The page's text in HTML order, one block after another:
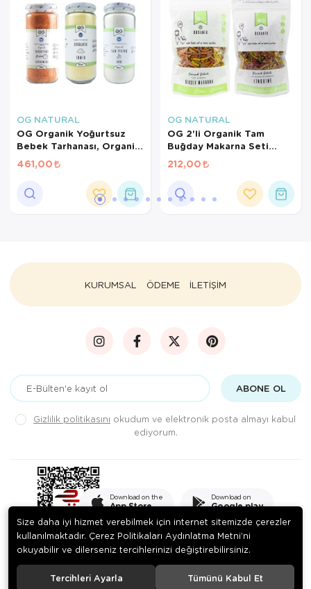
OG NATURAL
OG Organik Yoğurtsuz
Bebek Tarhanası, Organik
İrmik, Pirinç Unu +6 Ay
461,00
OG NATURAL
OG 2'li Organik Tam
Buğday Makarna Seti
+7AY
212,00
KURUMSAL ÖDEME İLETİŞİM
ABONE OL
Gizlilik politikasını okudum ve elektronik posta almayı kabul
ediyorum.
Download on the
App Store
Download on
Google play
© 2020PEKSADE GIDA SANAYİ VE TİCARET LİMİTED ŞİRKETİ
hakları saklıdır.
Size daha iyi hizmet verebilmek için internet sitemizde çerezler
kullanılmaktadır. Çerez Politikaları Aydınlatma Metni’ni
okuyabilir ve dilerseniz tercihlerinizi değiştirebilirsiniz.
Tercihleri Ayarla Tümünü Kabul Et